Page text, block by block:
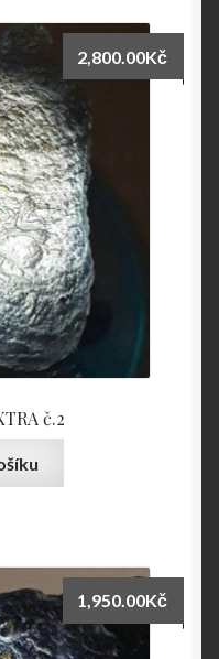
č.2
2,800.00Kč
1,950.00Kč